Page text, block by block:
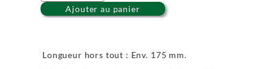
Ajouter au panier
Longueur hors tout : Env. 175 mm.